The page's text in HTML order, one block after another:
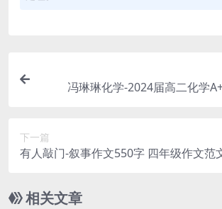
冯琳琳化学-2024届高二化学
下一篇
有人敲门-叙事作文550字 四年级作文
相关文章